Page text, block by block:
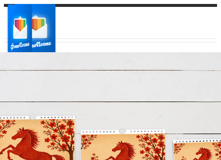
Ваш регион доставки
Выберите из списка: